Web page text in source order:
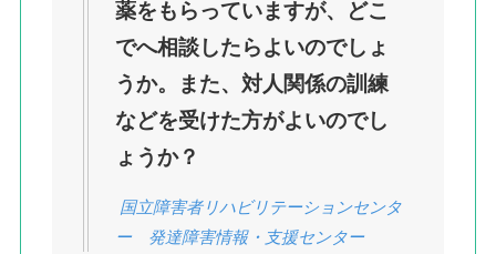
薬をもらっていますが、どこ
でへ相談したらよいのでしょ
うか。また、対人関係の訓練
などを受けた方がよいのでし
ょうか？
国立障害者リハビリテーションセンタ
ー 発達障害情報・支援センター